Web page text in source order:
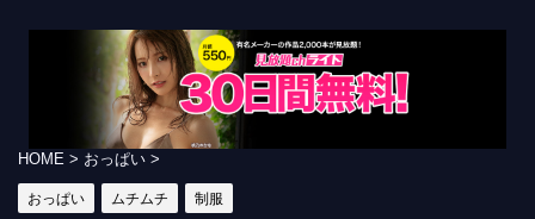
HOME > おっぱい >
おっぱい ムチムチ 制服